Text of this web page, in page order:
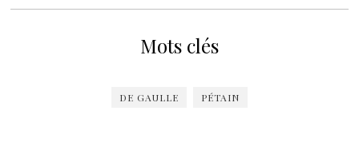
Mots clés
DE GAULLE PÉTAIN